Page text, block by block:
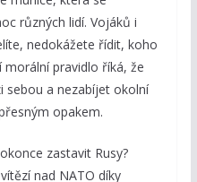
různých lidí. Vojáků i
nedokážete řídit, koho
morální pravidlo říká, že
sebou a nezabíjet okolní
opakem.
zastavit Rusy?
nad NATO díky